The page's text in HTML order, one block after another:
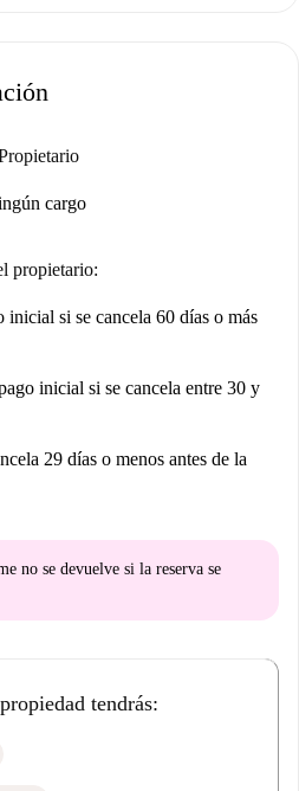
otros lugares emblemáticos, lo que lo
cargo
propietario:
inicial si se cancela 60 días o más
inicial si se cancela entre 30 y
29 días o menos antes de la
no se devuelve si la reserva se
tendrás: